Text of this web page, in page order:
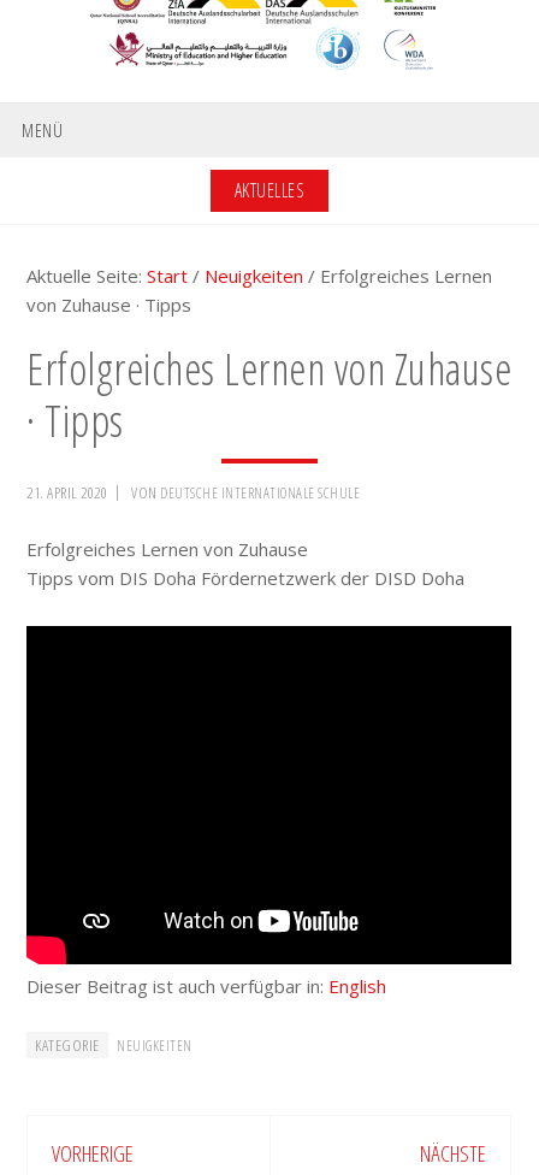
MENÜ
AKTUELLES
Aktuelle Seite:Start / Neuigkeiten / Erfolgreiches Lernen
von Zuhause · Tipps
Erfolgreiches Lernen von Zuhause
· Tipps
21. APRIL 2020 VON DEUTSCHE INTERNATIONALE SCHULE
Erfolgreiches Lernen von Zuhause
Tipps vom DIS Doha Fördernetzwerk der DISD Doha
Dieser Beitrag ist auch verfügbar in: English
KATEGORIE NEUIGKEITEN
VORHERIGE NÄCHSTE